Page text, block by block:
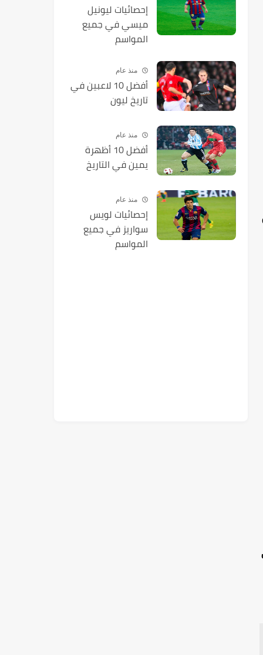
إحصائيات ليونيل
ميسي في جميع
المواسم
منذ عام
أفضل 10 لاعبين في
تاريخ ليون
منذ عام
أفضل 10 أظهرة
يمين في التاريخ
منذ عام
إحصائيات لويس
سواريز في جميع
المواسم